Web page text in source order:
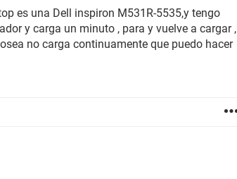
es una Dell inspiron M531R-5535,y tengo
y carga un minuto , para y vuelve a cargar ,
no carga continuamente que puedo hacer